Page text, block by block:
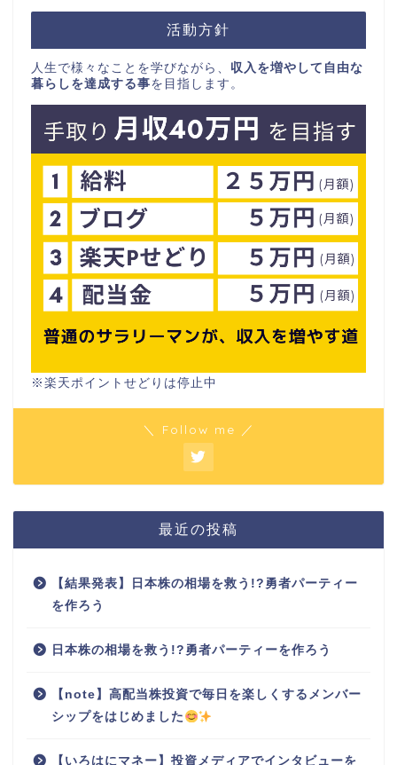
活動方針
人生で様々なことを学びながら、 収入を増やして自由な
暮らしを達成する事を目指します。
※楽天ポイントせどりは停止中
＼ Follow me ／
最近の投稿
【結果発表】日本株の相場を救う!?勇者パーティー
を作ろう
日本株の相場を救う!?勇者パーティーを作ろう
【note】高配当株投資で毎日を楽しくするメンバー
シップをはじめました
【いろはにマネー】投資メディアでインタビューを